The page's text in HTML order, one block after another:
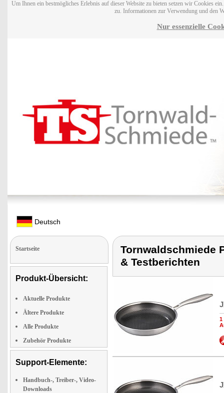
Um Ihnen ein bestmögliches Erlebnis auf dieser Website zu bieten setzen wir Cookies
zu. Informationen zur Verwendung und den
Nur essenzielle
Deutsch
Startseite
Produkt-Übersicht:
Aktuelle Produkte
Ältere Produkte
Alle Produkte
Zubehör Produkte
Support-Elemente:
Handbuch-, Treiber-, Video-
Downloads
Tornwaldschmiede
& Testberichten
1